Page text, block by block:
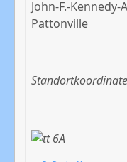
John-F.-Kennedy-
Pattonville